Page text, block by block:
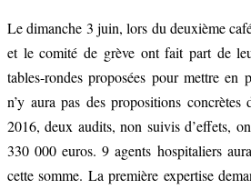
Le dimanche 3 juin, lors du deuxième
et le comité de grève ont fait part de
tables-rondes proposées pour mettre en
n’y aura pas des propositions
2016, deux audits, non suivis d’effets,
330 000 euros. 9 agents hospitaliers
cette somme. La première expertise